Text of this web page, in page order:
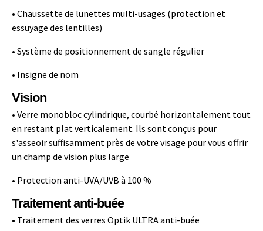
• Chaussette de lunettes multi-usages (protection et
essuyage des lentilles)
• Système de positionnement de sangle régulier
• Insigne de nom
Vision
• Verre monobloc cylindrique, courbé horizontalement tout
en restant plat verticalement. Ils sont conçus pour
s'asseoir suffisamment près de votre visage pour vous offrir
un champ de vision plus large
• Protection anti-UVA/UVB à 100 %
Traitement anti-buée
• Traitement des verres Optik ULTRA anti-buée